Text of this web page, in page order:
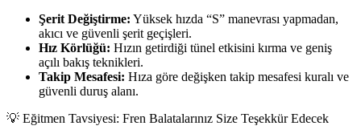
Şerit Değiştirme: Yüksek hızda “S” manevrası yapmadan,
akıcı ve güvenli şerit geçişleri.
Hız Körlüğü: Hızın getirdiği tünel etkisini kırma ve geniş
açılı bakış teknikleri.
Takip Mesafesi: Hıza göre değişken takip mesafesi kuralı ve
güvenli duruş alanı.
💡 Eğitmen Tavsiyesi: Fren Balatalarınız Size Teşekkür Edecek